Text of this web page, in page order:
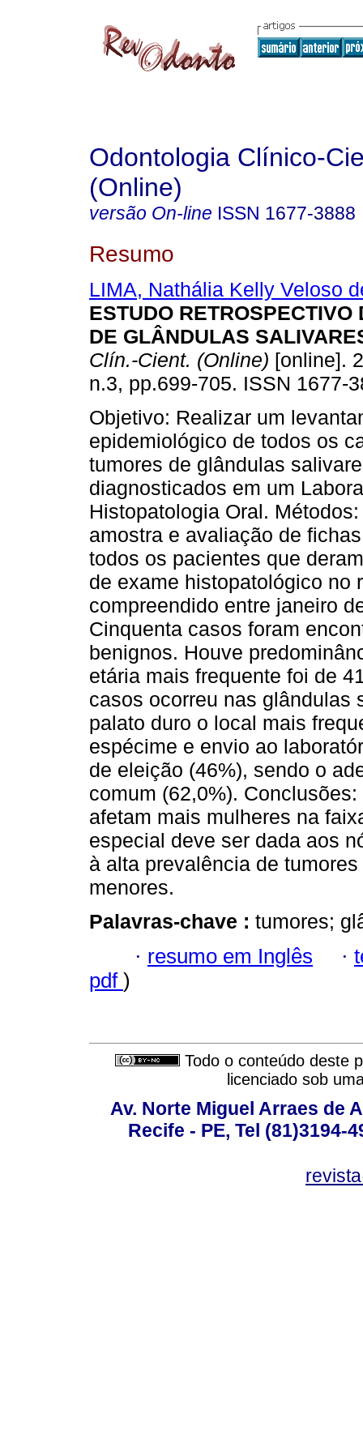
Odontologia Clínico-
(Online)
versão On-line ISSN 1677-3888
Resumo
LIMA, Nathália Kelly Veloso
ESTUDO RETROSPECTIVO
DE GLÂNDULAS
Clín.-Cient. (Online) [online].
n.3, pp.699-705. ISSN 1677-
Objetivo: Realizar um
epidemiológico de todos os
tumores de glândulas
diagnosticados em um
Histopatologia Oral.
amostra e avaliação de
todos os pacientes que
de exame histopatológico no
compreendido entre janeiro
Cinquenta casos foram
benignos. Houve
etária mais frequente foi de
casos ocorreu nas glândulas
palato duro o local mais
espécime e envio ao
de eleição (46%), sendo o
comum (62,0%).
afetam mais mulheres na
especial deve ser dada aos
à alta prevalência de
menores.
Palavras-chave : tumores;
· resumo em Inglês ·
pdf )
Todo o conteúdo deste
licenciado sob
Av. Norte Miguel Arraes de
Recife - PE, Tel (81)3194-